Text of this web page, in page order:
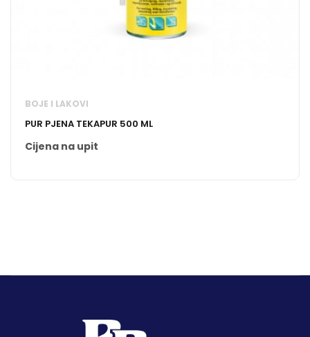
BOJE I LAKOVI
PUR PJENA TEKAPUR 500 ML
Cijena na upit